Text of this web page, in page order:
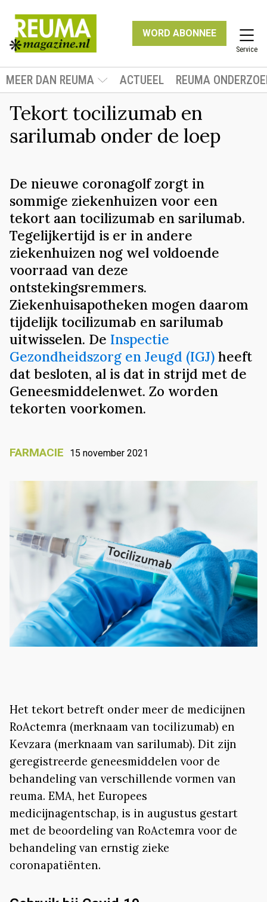
WORD ABONNEE
Service
MEER DAN REUMA ACTUEEL REUMA
Tekort tocilizumab en
sarilumab onder de loep
De nieuwe coronagolf zorgt in
sommige ziekenhuizen voor een
tekort aan tocilizumab en sarilumab.
Tegelijkertijd is er in andere
ziekenhuizen nog wel voldoende
voorraad van deze
ontstekingsremmers.
Ziekenhuisapotheken mogen daarom
tijdelijk tocilizumab en sarilumab
uitwisselen. De Inspectie
Gezondheidszorg en Jeugd (IGJ) heeft
dat besloten, al is dat in strijd met de
Geneesmiddelenwet. Zo worden
tekorten voorkomen.
FARMACIE 15 november 2021
Het tekort betreft onder meer de medicijnen
RoActemra (merknaam van tocilizumab) en
Kevzara (merknaam van sarilumab). Dit zijn
geregistreerde geneesmiddelen voor de
behandeling van verschillende vormen van
reuma. EMA, het Europees
medicijnagentschap, is in augustus gestart
met de beoordeling van RoActemra voor de
behandeling van ernstig zieke
coronapatiënten.